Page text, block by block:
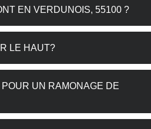
EN VERDUNOIS, 55100 ?
LE HAUT?
UN RAMONAGE DE